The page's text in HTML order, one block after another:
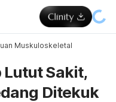
Muskuloskeletal
Lutut Sakit,
Ditekuk